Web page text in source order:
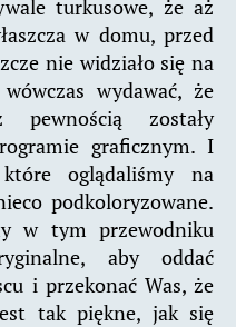
turkusowe, że aż
w domu, przed
nie widziało się na
wydawać, że
zostały
graficznym. I
oglądaliśmy na
podkoloryzowane.
w tym przewodniku
aby oddać
i przekonać Was, że
tak piękne, jak się